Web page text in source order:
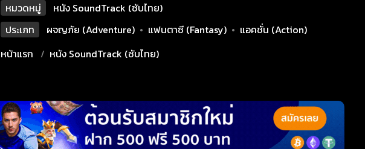
หมวดหมู่
หนัง SoundTrack (ซับไทย)
ประเภท
ผจญภัย (Adventure) • แฟนตาซี (Fantasy) • แอคชั่น (Action)
หน้าแรก
หนัง SoundTrack (ซับไทย)